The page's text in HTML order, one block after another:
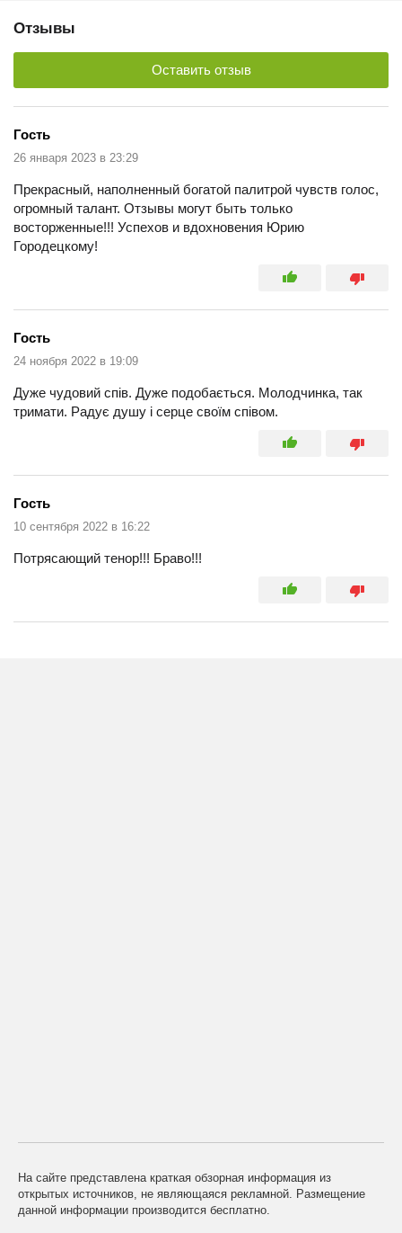
Отзывы
Оставить отзыв
Гость
26 января 2023 в 23:29
Прекрасный, наполненный богатой палитрой чувств голос,
огромный талант. Отзывы могут быть только
восторженные!!! Успехов и вдохновения Юрию
Городецкому!
Гость
24 ноября 2022 в 19:09
Дуже чудовий спів. Дуже подобається. Молодчинка, так
тримати. Радує душу і серце своїм співом.
Гость
10 сентября 2022 в 16:22
Потрясающий тенор!!! Браво!!!
На сайте представлена краткая обзорная информация из
открытых источников, не являющаяся рекламной. Размещение
данной информации производится бесплатно.